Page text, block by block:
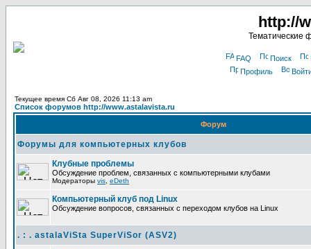
http://
Тематические
FAQ Поиск
Профиль
Текущее время Сб Авг 08, 2026 11:13 am
Список форумов http://www.astalavista.ru
Форум
Форумы для компьютерных клубов
Клубные проблемы
Обсуждение проблем, связанных с компьютерными клубами
Модераторы vis eDeth
Компьютерный клуб под Linux
Обсуждение вопросов, связанных с переходом клубов на Linux
. : . astalaViSta SuperViSor (ASV2)